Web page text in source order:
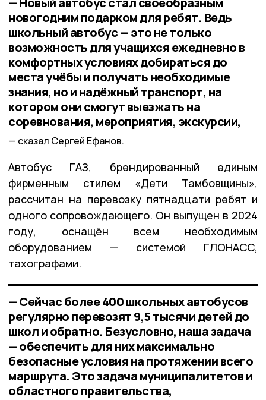
новогодним подарком для ребят. Ведь
школьный автобус — это не только
возможность для учащихся ежедневно в
комфортных условиях добираться до
места учёбы и получать необходимые
знания, но и надёжный транспорт, на
котором они смогут выезжать на
соревнования, мероприятия, экскурсии,
сказал Сергей Ефанов.
Автобус ГАЗ, брендированный единым
фирменным стилем «Дети Тамбовщины»,
рассчитан на перевозку пятнадцати ребят и
одного сопровождающего. Он выпущен в 2024
году, оснащён всем необходимым
оборудованием — системой ГЛОНАСС,
тахографами.
— Сейчас более 400 школьных автобусов
регулярно перевозят 9,5 тысячи детей до
школ и обратно. Безусловно, наша задача
— обеспечить для них максимально
безопасные условия на протяжении всего
маршрута. Это задача муниципалитетов и
областного правительства,